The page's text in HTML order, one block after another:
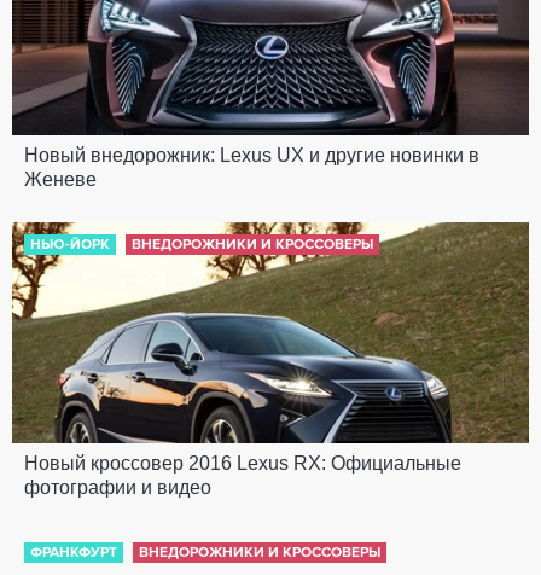
Новый внедорожник: Lexus UX и другие новинки в
Женеве
НЬЮ-ЙОРК ВНЕДОРОЖНИКИ И КРОССОВЕРЫ
Новый кроссовер 2016 Lexus RX: Официальные
фотографии и видео
ФРАНКФУРТ ВНЕДОРОЖНИКИ И КРОССОВЕРЫ